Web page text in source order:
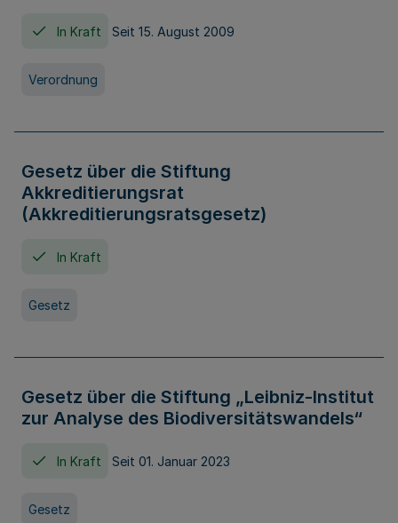
In Kraft Seit 15. August 2009
Verordnung
Gesetz über die Stiftung
Akkreditierungsrat
(Akkreditierungsratsgesetz)
In Kraft
Gesetz
Gesetz über die Stiftung „Leibniz-Institut
zur Analyse des Biodiversitätswandels“
In Kraft Seit 01. Januar 2023
Gesetz